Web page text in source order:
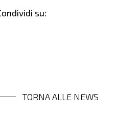
su:
TORNA ALLE NEWS